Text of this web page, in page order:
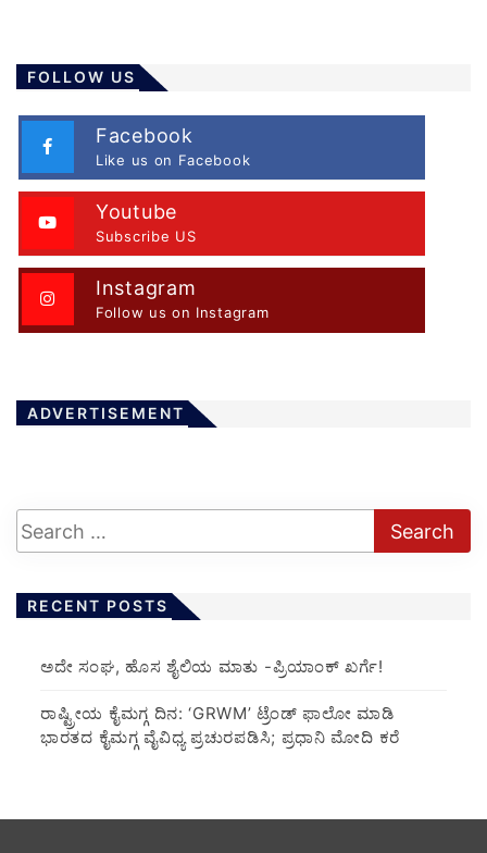
FOLLOW US
Facebook
Like us on Facebook
Youtube
Subscribe US
Instagram
Follow us on Instagram
ADVERTISEMENT
RECENT POSTS
ಅದೇ ಸಂಘ, ಹೊಸ ಶೈಲಿಯ ಮಾತು -ಪ್ರಿಯಾಂಕ್ ಖರ್ಗೆ!
ರಾಷ್ಟ್ರೀಯ ಕೈಮಗ್ಗ ದಿನ: ‘GRWM’ ಟ್ರೆಂಡ್ ಫಾಲೋ ಮಾಡಿ
ಭಾರತದ ಕೈಮಗ್ಗ ವೈವಿಧ್ಯ ಪ್ರಚುರಪಡಿಸಿ; ಪ್ರಧಾನಿ ಮೋದಿ ಕರೆ